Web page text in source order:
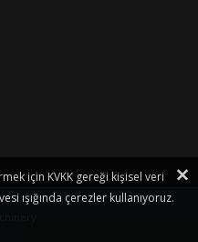
için KVKK gereği kişisel veri
ışığında çerezler kullanıyoruz.